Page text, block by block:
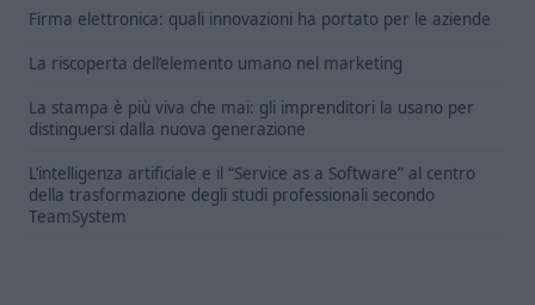
Firma elettronica: quali innovazioni ha portato per le aziende
La riscoperta dell’elemento umano nel marketing
La stampa è più viva che mai: gli imprenditori la usano per
distinguersi dalla nuova generazione
L’intelligenza artificiale e il “Service as a Software” al centro
della trasformazione degli studi professionali secondo
TeamSystem